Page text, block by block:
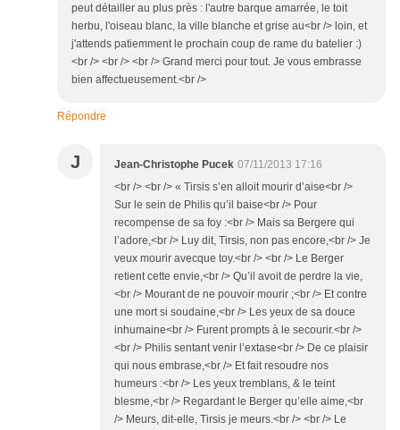
peut détailler au plus près : l'autre barque amarrée, le toit
herbu, l'oiseau blanc, la ville blanche et grise au<br /> loin, et
j'attends patiemment le prochain coup de rame du batelier :)
<br /> <br /> <br /> Grand merci pour tout. Je vous embrasse
bien affectueusement.<br />
Répondre
J Jean-Christophe Pucek 07/11/2013 17:16
<br /> <br /> « Tirsis s’en alloit mourir d’aise<br />
Sur le sein de Philis qu’il baise<br /> Pour
recompense de sa foy :<br /> Mais sa Bergere qui
l’adore,<br /> Luy dit, Tirsis, non pas encore,<br /> Je
veux mourir avecque toy.<br /> <br /> Le Berger
retient cette envie,<br /> Qu’il avoit de perdre la vie,
<br /> Mourant de ne pouvoir mourir ;<br /> Et contre
une mort si soudaine,<br /> Les yeux de sa douce
inhumaine<br /> Furent prompts à le secourir.<br />
<br /> Philis sentant venir l’extase<br /> De ce plaisir
qui nous embrase,<br /> Et fait resoudre nos
humeurs :<br /> Les yeux tremblans, & le teint
blesme,<br /> Regardant le Berger qu’elle aime,<br
/> Meurs, dit-elle, Tirsis je meurs.<br /> <br /> Le